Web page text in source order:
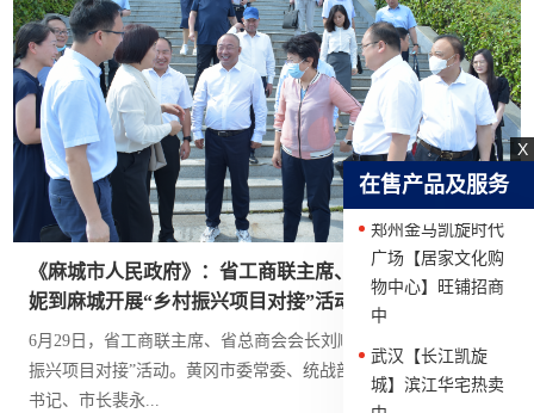
《麻城市人民政府》：省工商联主席、省总商会会长刘顺
妮到麻城开展“乡村振兴项目对接”活动
6月29日，省工商联主席、省总商会会长刘顺妮到麻城开展“乡村
振兴项目对接”活动。黄冈市委常委、统战部长李玲，麻城市委副
书记、市长裴永...
X
在售产品及服务
招商中
郑州金马凯旋时代
广场【基础建材
城】旺铺招商中
郑州金马凯旋时代
广场【居家文化购
物中心】旺铺招商
中
城】滨江华宅热卖
中